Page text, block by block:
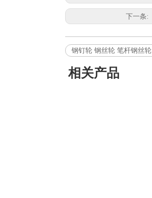
下一条:
钢钉轮 钢丝轮 笔杆钢丝轮
相关产品